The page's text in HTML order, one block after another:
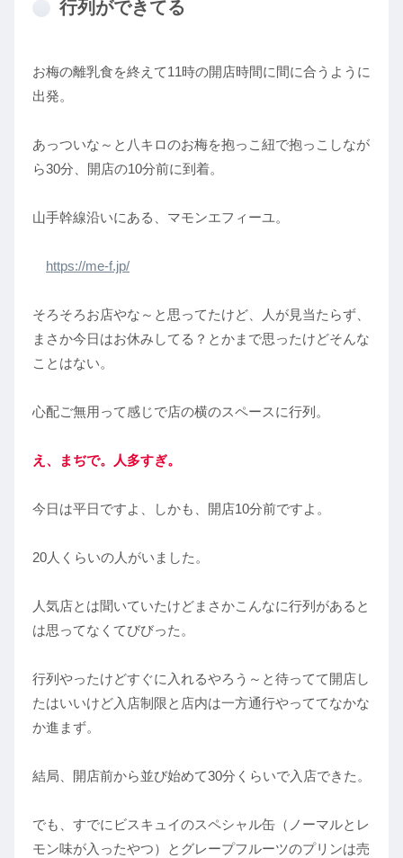
行列ができてる
お梅の離乳食を終えて11時の開店時間に間に合うように
出発。
あっついな～と八キロのお梅を抱っこ紐で抱っこしなが
ら30分、開店の10分前に到着。
山手幹線沿いにある、マモンエフィーユ。
https://me-f.jp/
そろそろお店やな～と思ってたけど、人が見当たらず、
まさか今日はお休みしてる？とかまで思ったけどそんな
ことはない。
心配ご無用って感じで店の横のスペースに行列。
え、まぢで。人多すぎ。
今日は平日ですよ、しかも、開店10分前ですよ。
20人くらいの人がいました。
人気店とは聞いていたけどまさかこんなに行列があると
は思ってなくてびびった。
行列やったけどすぐに入れるやろう～と待ってて開店し
たはいいけど入店制限と店内は一方通行やっててなかな
か進まず。
結局、開店前から並び始めて30分くらいで入店できた。
でも、すでにビスキュイのスペシャル缶（ノーマルとレ
モン味が入ったやつ）とグレープフルーツのプリンは売